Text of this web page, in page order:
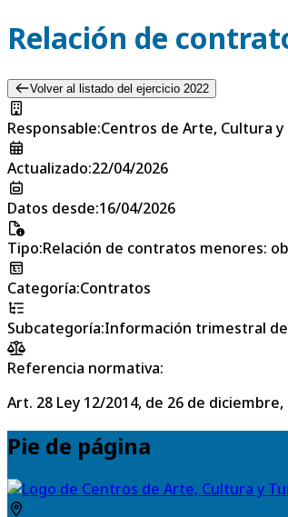
Relación de
Volver al listado del ejercicio 2022
Responsable:Centros de Arte, Cultura
Actualizado:22/04/2026
Datos desde:16/04/2026
Tipo:Relación de contratos menores:
Categoría:Contratos
Subcategoría:Información trimestral
Referencia normativa:
Art. 28 Ley 12/2014, de 26 de
Pie de página